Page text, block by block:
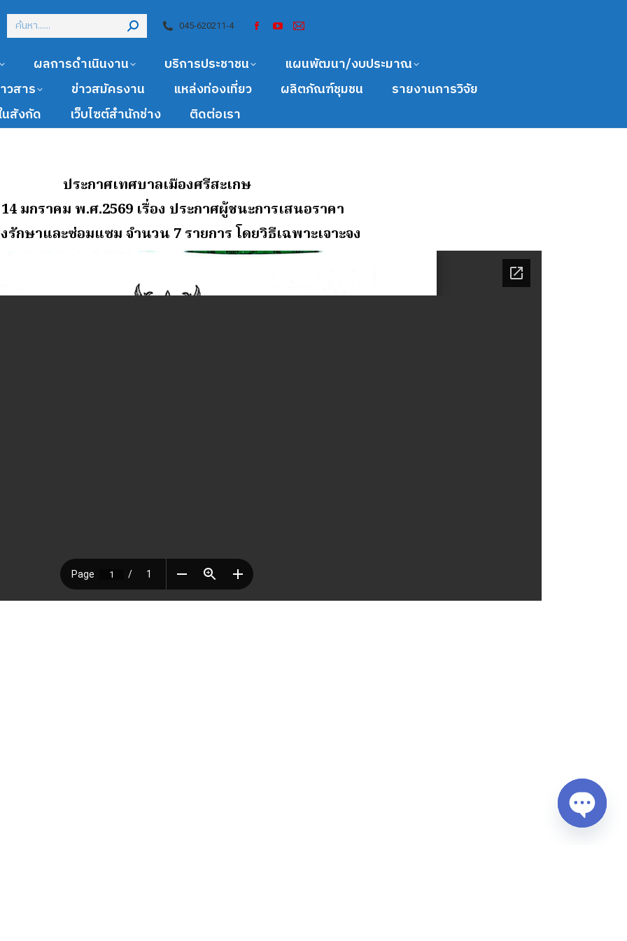
045-620211-4
ผลการดำเนินงาน บริการประชาชน
แผนพัฒนา/งบประมาณ
วสาร ข่าวสมัครงาน แหล่งท่องเที่ยว ผลิตภัณฑ์ชุมชน
รายงานการวิจัย
นสังกัด เว็บไซต์สำนักช่าง ติดต่อเรา
ประกาศเทศบาลเมืองศรีสะเกษ
มกราคม พ.ศ.2569 เรื่อง ประกาศผู้ชนะการเสนอราคา
รักษาและซ่อมแซม จํานวน 7รายการ โดยวิธีเฉพาะเจาะจง